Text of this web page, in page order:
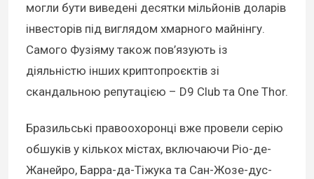
могли бути виведені десятки мільйонів доларів
інвесторів під виглядом хмарного майнінгу.
Самого Фузіяму також пов’язують із
діяльністю інших криптопроєктів зі
скандальною репутацією – D9 Club та One Thor.
Бразильські правоохоронці вже провели серію
обшуків у кількох містах, включаючи Ріо-де-
Жанейро, Барра-да-Тіжука та Сан-Жозе-дус-